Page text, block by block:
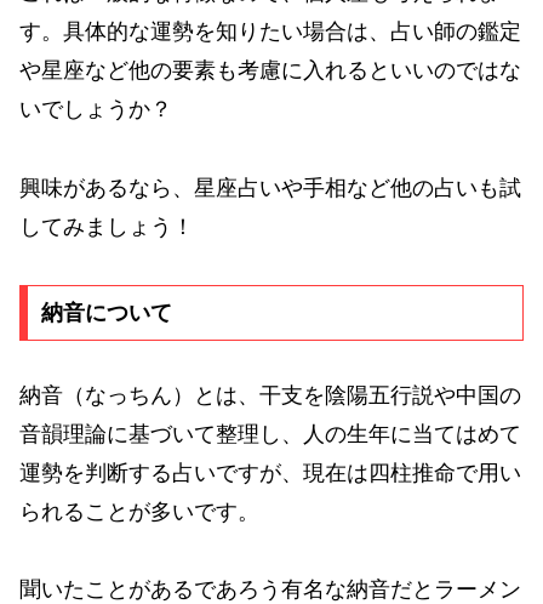
す。具体的な運勢を知りたい場合は、占い師の鑑定
や星座など他の要素も考慮に入れるといいのではな
いでしょうか？
興味があるなら、星座占いや手相など他の占いも試
してみましょう！
納音について
納音（なっちん）とは、干支を陰陽五行説や中国の
音韻理論に基づいて整理し、人の生年に当てはめて
運勢を判断する占いですが、現在は四柱推命で用い
られることが多いです。
聞いたことがあるであろう有名な納音だとラーメン